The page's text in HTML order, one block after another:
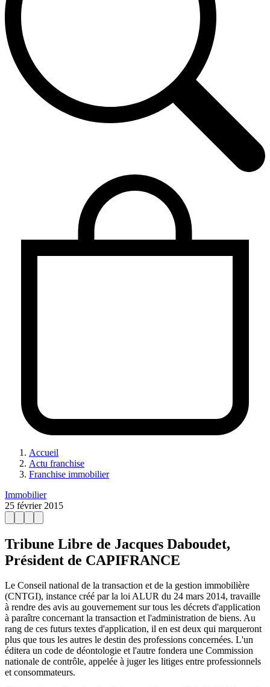
Accueil
Actu franchise
Franchise immobilier
Immobilier
25 février 2015
Tribune Libre de Jacques Daboudet,
Président de CAPIFRANCE
Le Conseil national de la transaction et de la gestion immobilière
(CNTGI), instance créé par la loi ALUR du 24 mars 2014, travaille
à rendre des avis au gouvernement sur tous les décrets d'application
à paraître concernant la transaction et l'administration de biens. Au
rang de ces futurs textes d'application, il en est deux qui marqueront
plus que tous les autres le destin des professions concernées. L'un
éditera un code de déontologie et l'autre fondera une Commission
nationale de contrôle, appelée à juger les litiges entre professionnels
et consommateurs.